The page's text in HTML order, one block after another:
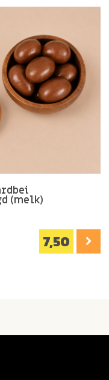
(melk)
7,50